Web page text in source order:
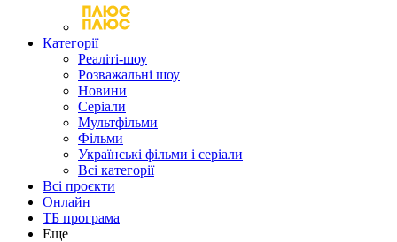
Категорії
Реаліті-шоу
Розважальні шоу
Новини
Серіали
Мультфільми
Фільми
Українські фільми і серіали
Всі категорії
Всі проєкти
Онлайн
ТБ програма
Еще